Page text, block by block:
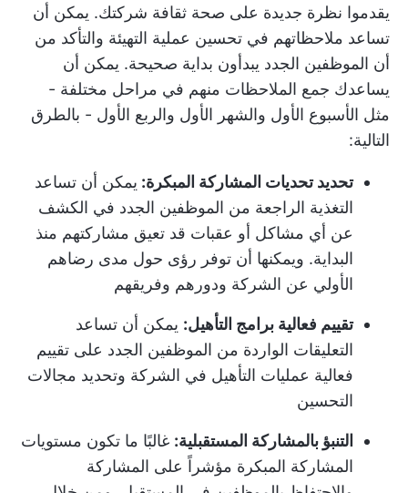
يقدموا نظرة جديدة على صحة ثقافة شركتك. يمكن أن
تساعد ملاحظاتهم في تحسين عملية التهيئة والتأكد من
أن الموظفين الجدد يبدأون بداية صحيحة. يمكن أن
يساعدك جمع الملاحظات منهم في مراحل مختلفة -
مثل الأسبوع الأول والشهر الأول والربع الأول - بالطرق
التالية:
تحديد تحديات المشاركة المبكرة: يمكن أن تساعد
التغذية الراجعة من الموظفين الجدد في الكشف
عن أي مشاكل أو عقبات قد تعيق مشاركتهم منذ
البداية. ويمكنها أن توفر رؤى حول مدى رضاهم
الأولي عن الشركة ودورهم وفريقهم
تقييم فعالية برامج التأهيل: يمكن أن تساعد
التعليقات الواردة من الموظفين الجدد على تقييم
فعالية عمليات التأهيل في الشركة وتحديد مجالات
التحسين
التنبؤ بالمشاركة المستقبلية: غالبًا ما تكون مستويات
المشاركة المبكرة مؤشراً على المشاركة